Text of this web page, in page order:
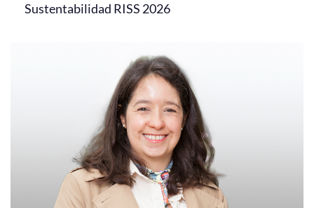
Sustentabilidad RISS 2026